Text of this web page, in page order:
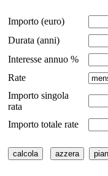
Importo (euro)
Durata (anni)
Interesse annuo %
Rate
Importo singola
rata
Importo totale rate